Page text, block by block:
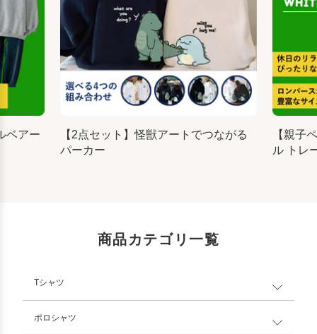
ベアー
【2点セット】怪獣アートでつながる
パーカー
【親子
ル トレ
商品カテゴリ一覧
Tシャツ
ポロシャツ